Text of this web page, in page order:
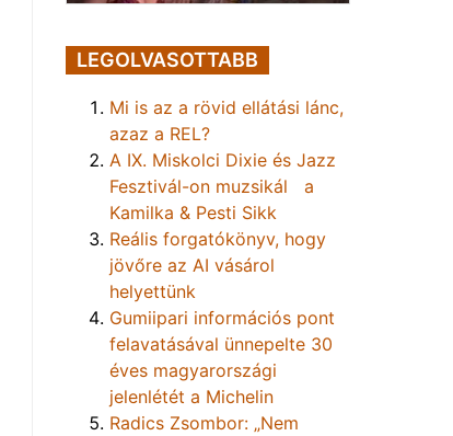
LEGOLVASOTTABB
Mi is az a rövid ellátási lánc,
azaz a REL?
A IX. Miskolci Dixie és Jazz
Fesztivál-on muzsikál a
Kamilka & Pesti Sikk
Reális forgatókönyv, hogy
jövőre az AI vásárol
helyettünk
Gumiipari információs pont
felavatásával ünnepelte 30
éves magyarországi
jelenlétét a Michelin
Radics Zsombor: „Nem